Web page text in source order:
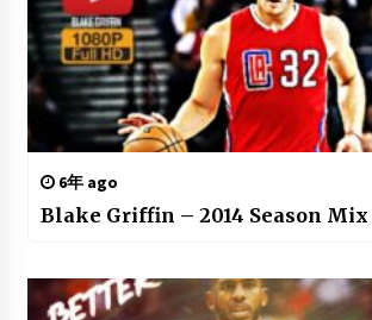
6年 ago
Blake Griffin – 2014 Season Mix